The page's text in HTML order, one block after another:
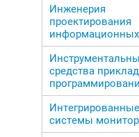
Инженерия
проектирования
средства
Интегрированные
системы